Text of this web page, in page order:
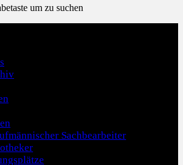
um zu suchen
Sachbearbeiter